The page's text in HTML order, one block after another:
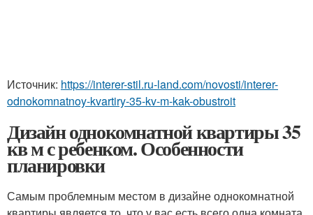
Источник: https://interer-stil.ru-land.com/novosti/interer-
odnokomnatnoy-kvartiry-35-kv-m-kak-obustroit
Дизайн однокомнатной квартиры 35
кв м с ребенком. Особенности
планировки
Самым проблемным местом в дизайне однокомнатной